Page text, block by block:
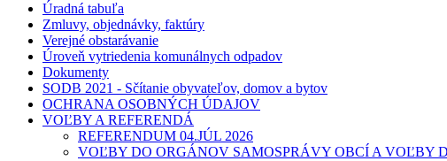
Úradná tabuľa
Zmluvy, objednávky, faktúry
Verejné obstarávanie
Úroveň vytriedenia komunálnych odpadov
Dokumenty
SODB 2021 - Sčítanie obyvateľov, domov a bytov
OCHRANA OSOBNÝCH ÚDAJOV
VOĽBY A REFERENDÁ
REFERENDUM 04.JÚL 2026
VOĽBY DO ORGÁNOV SAMOSPRÁVY OBCÍ A VOĽBY